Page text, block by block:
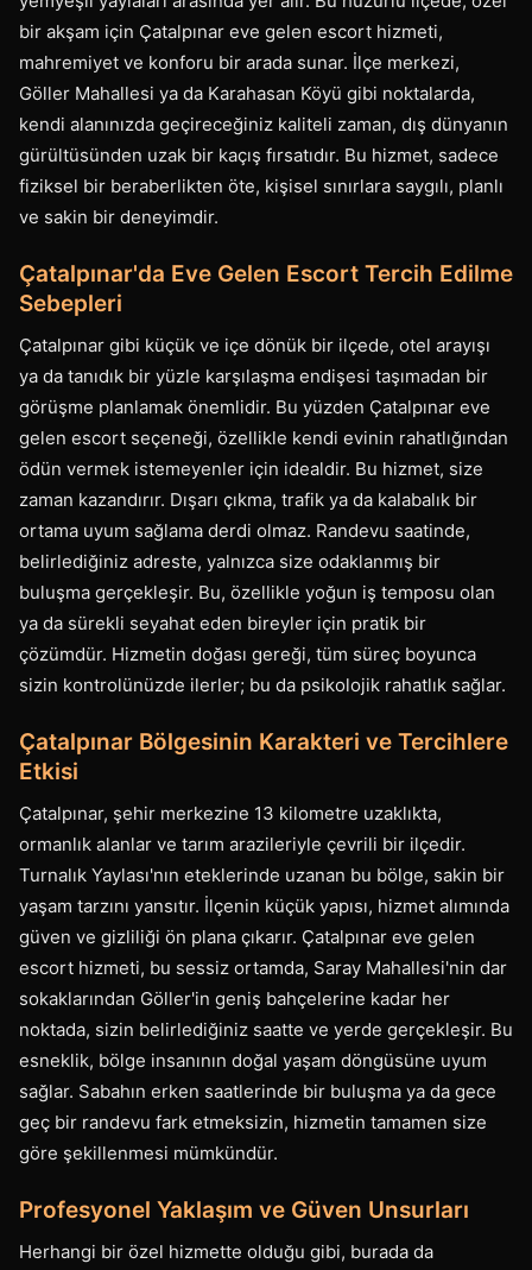
bir akşam için Çatalpınar eve gelen escort hizmeti,
mahremiyet ve konforu bir arada sunar. İlçe merkezi,
Göller Mahallesi ya da Karahasan Köyü gibi noktalarda,
kendi alanınızda geçireceğiniz kaliteli zaman, dış dünyanın
gürültüsünden uzak bir kaçış fırsatıdır. Bu hizmet, sadece
fiziksel bir beraberlikten öte, kişisel sınırlara saygılı, planlı
ve sakin bir deneyimdir.
Çatalpınar'da Eve Gelen Escort Tercih Edilme
Sebepleri
Çatalpınar gibi küçük ve içe dönük bir ilçede, otel arayışı
ya da tanıdık bir yüzle karşılaşma endişesi taşımadan bir
görüşme planlamak önemlidir. Bu yüzden Çatalpınar eve
gelen escort seçeneği, özellikle kendi evinin rahatlığından
ödün vermek istemeyenler için idealdir. Bu hizmet, size
zaman kazandırır. Dışarı çıkma, trafik ya da kalabalık bir
ortama uyum sağlama derdi olmaz. Randevu saatinde,
belirlediğiniz adreste, yalnızca size odaklanmış bir
buluşma gerçekleşir. Bu, özellikle yoğun iş temposu olan
ya da sürekli seyahat eden bireyler için pratik bir
çözümdür. Hizmetin doğası gereği, tüm süreç boyunca
sizin kontrolünüzde ilerler; bu da psikolojik rahatlık sağlar.
Çatalpınar Bölgesinin Karakteri ve Tercihlere
Etkisi
Çatalpınar, şehir merkezine 13 kilometre uzaklıkta,
ormanlık alanlar ve tarım arazileriyle çevrili bir ilçedir.
Turnalık Yaylası'nın eteklerinde uzanan bu bölge, sakin bir
yaşam tarzını yansıtır. İlçenin küçük yapısı, hizmet alımında
güven ve gizliliği ön plana çıkarır. Çatalpınar eve gelen
escort hizmeti, bu sessiz ortamda, Saray Mahallesi'nin dar
sokaklarından Göller'in geniş bahçelerine kadar her
noktada, sizin belirlediğiniz saatte ve yerde gerçekleşir. Bu
esneklik, bölge insanının doğal yaşam döngüsüne uyum
sağlar. Sabahın erken saatlerinde bir buluşma ya da gece
geç bir randevu fark etmeksizin, hizmetin tamamen size
göre şekillenmesi mümkündür.
Profesyonel Yaklaşım ve Güven Unsurları
Herhangi bir özel hizmette olduğu gibi, burada da